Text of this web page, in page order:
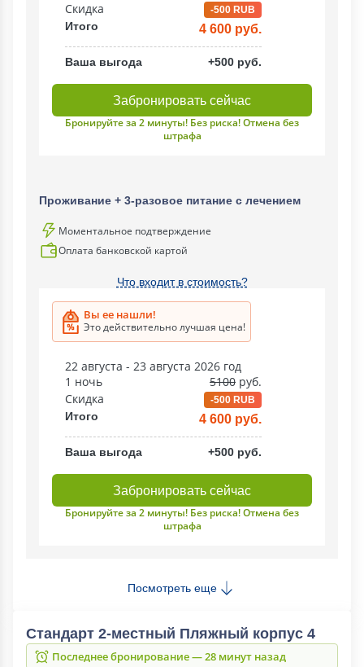
Скидка
-500 RUB
Итого 4 600 руб.
Ваша выгода +500 руб.
Забронировать сейчас
Бронируйте за 2 минуты! Без риска! Отмена без
штрафа
Проживание + 3-разовое питание с лечением
Моментальное подтверждение
Оплата банковской картой
Что входит в стоимость?
Вы ее нашли!
Это действительно лучшая цена!
22 августа - 23 августа 2026 год
1 ночь
5100 руб.
Скидка
-500 RUB
Итого 4 600 руб.
Ваша выгода +500 руб.
Забронировать сейчас
Бронируйте за 2 минуты! Без риска! Отмена без
штрафа
Посмотреть еще
Стандарт 2-местный Пляжный корпус 4
Последнее бронирование — 28 минут назад